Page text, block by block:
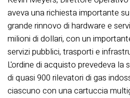
aveva una richiesta importante
grande rinnovo di hardware e
milioni di dollari, con un
servizi pubblici, trasporti e
L'ordine di acquisto prevedeva la
di quasi 900 rilevatori di gas
ciascuno con una cartuccia